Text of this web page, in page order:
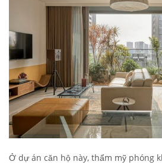
Ở dự án căn hộ này, thẩm mỹ phóng